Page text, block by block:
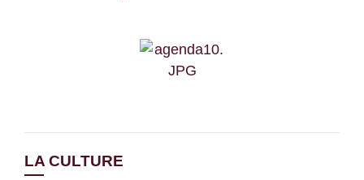
LA CULTURE